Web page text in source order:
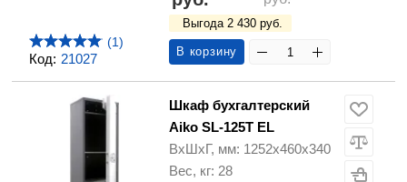
Код: 21027
(1)
Выгода 2 430 руб.
В корзину
Шкаф бухгалтерский
Aiko SL-125T EL
ВхШхГ, мм: 1252х460х340
Вес, кг: 28